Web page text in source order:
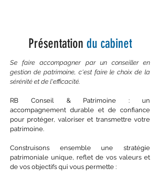
Présentation du cabinet
Se faire accompagner par un conseiller en
gestion de patrimoine, c'est faire le choix de la
sérénité et de l'efficacité.
RB Conseil & Patrimoine : un
accompagnement durable et de confiance
pour protéger, valoriser et transmettre votre
patrimoine.
Construisons ensemble une stratégie
patrimoniale unique, reflet de vos valeurs et
de vos objectifs qui vous permette :